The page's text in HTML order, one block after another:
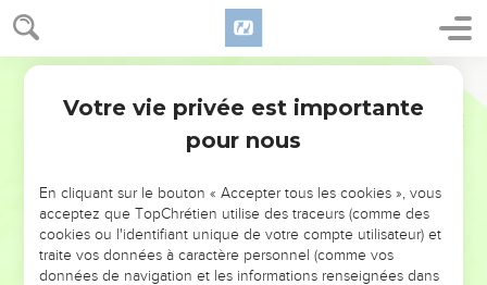
NE MANQUEZ PAS L’ÉVÉNEMENT
DE L’ANNÉE !
ET SI LEURS ERREURS POUVAIENT VOUS ÉVITER LES
VOTRES ?
Votre vie privée est importante
pour nous
En cliquant sur le bouton « Accepter tous les cookies », vous
acceptez que TopChrétien utilise des traceurs (comme des
cookies ou l'identifiant unique de votre compte utilisateur) et
traite vos données à caractère personnel (comme vos
données de navigation et les informations renseignées dans